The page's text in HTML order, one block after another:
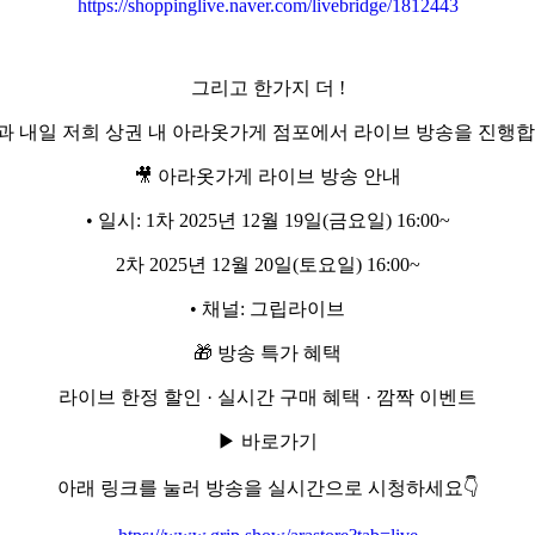
https://shoppinglive.naver.com/livebridge/1812443
그리고 한가지 더 !
내일 저희 상권 내 아라옷가게 점포에서 라이브 방송을 진행
🎥 아라옷가게 라이브 방송 안내
• 일시: 1차 2025년 12월 19일(금요일) 16:00~
2차 2025년 12월 20일(토요일) 16:00~
• 채널: 그립라이브
🎁 방송 특가 혜택
라이브 한정 할인 · 실시간 구매 혜택 · 깜짝 이벤트
▶ 바로가기
아래 링크를 눌러 방송을 실시간으로 시청하세요👇